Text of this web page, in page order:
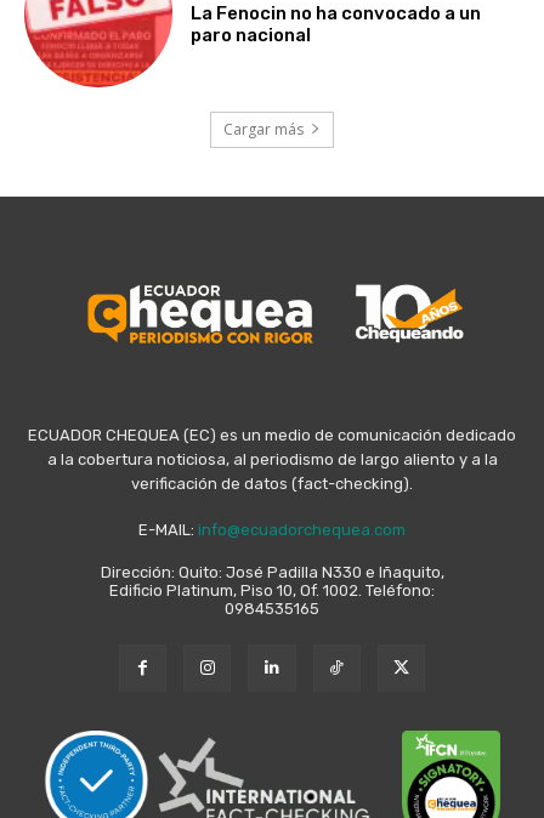
La Fenocin no ha convocado a un
paro nacional
Cargar más
ECUADOR CHEQUEA (EC) es un medio de comunicación dedicado
a la cobertura noticiosa, al periodismo de largo aliento y a la
verificación de datos (fact-checking).
E-MAIL: info@ecuadorchequea.com
Dirección: Quito: José Padilla N330 e Iñaquito,
Edificio Platinum, Piso 10, Of. 1002. Teléfono:
0984535165